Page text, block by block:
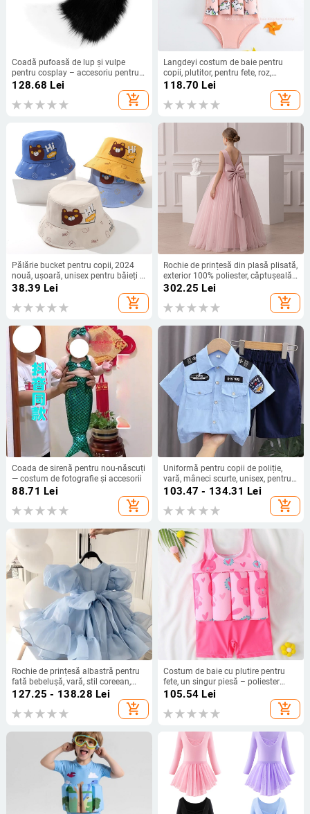
Coadă pufoasă de lup și vulpe
pentru cosplay – accesoriu pentru
costum, brand Also, pentru adulți,
128.68 Lei
add_shopping_cart
Langdeyi costum de baie pentru
copii, plutitor, pentru fete, roz,
imprimeu cal curcubeu, costum
118.70 Lei
add_shopping_cart
Pălărie bucket pentru copii, 2024
nouă, ușoară, unisex pentru băieți și
fete
38.39 Lei
add_shopping_cart
Rochie de prințesă din plasă plisată,
exterior 100% poliester, căptușeală
70% bumbac, AQL 2.5
302.25 Lei
add_shopping_cart
Coada de sirenă pentru nou-născuți
— costum de fotografie și accesorii
88.71 Lei
add_shopping_cart
Uniformă pentru copii de poliție,
vară, mâneci scurte, unisex, pentru
scenă și antrenament; material:
fibră chimică cu 70% polipropilenă
103.47 - 134.31 Lei
add_shopping_cart
Rochie de prințesă albastră pentru
fată bebelușă, vară, stil coreean,
elegantă și drăguță
127.25 - 138.28 Lei
add_shopping_cart
Costum de baie cu plutire pentru
fete, un singur piesă – poliester
80%, căptușeală poliester 80%, 300
g, pentru înot și mers în apă puțin
adâncă
105.54 Lei
add_shopping_cart